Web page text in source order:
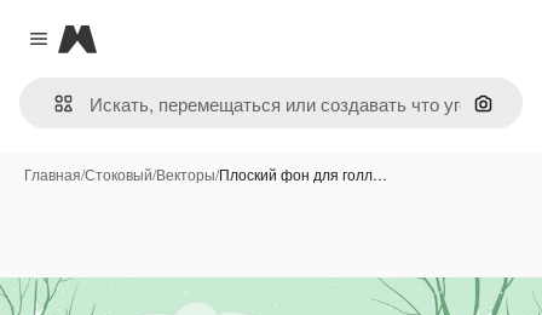
Close menu
Magnific
Поиск
Главная/Стоковый/Векторы/Плоский фон для голл…